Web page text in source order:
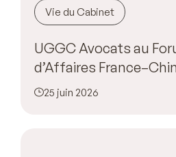
Vie du Cabinet
UGGC Avocats au
d’Affaires
25 juin 2026